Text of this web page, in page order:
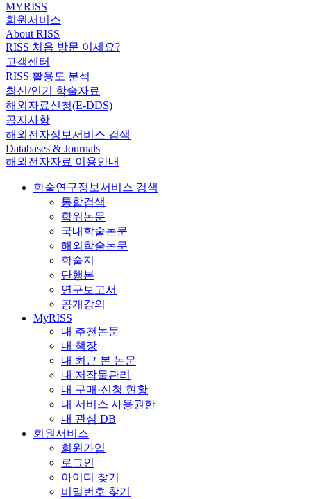
MYRISS
회원서비스
About RISS
RISS 처음 방문 이세요?
고객센터
RISS 활용도 분석
최신/인기 학술자료
해외자료신청(E-DDS)
공지사항
해외전자정보서비스 검색
Databases & Journals
해외전자자료 이용안내
학술연구정보서비스 검색
통합검색
학위논문
국내학술논문
해외학술논문
학술지
단행본
연구보고서
공개강의
MyRISS
내 추천논문
내 책장
내 최근 본 논문
내 저작물관리
내 구매·신청 현황
내 서비스 사용권한
내 관심 DB
회원서비스
회원가입
로그인
아이디 찾기
비밀번호 찾기